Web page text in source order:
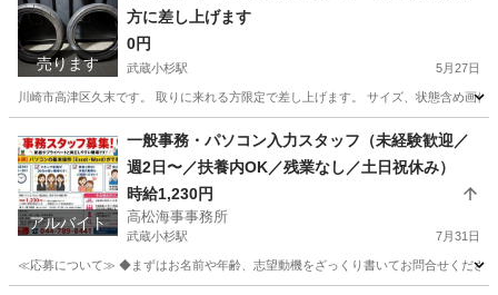
売ります
方に差し上げます
0円
武蔵小杉駅 5月27日
川崎市高津区久末です。 取りに来れる方限定で差し上げます。 サイズ、状態含め画
武蔵小杉駅 タイヤ、ホイール ジクサー
アルバイト
一般事務・パソコン入力スタッフ（未経験歓迎／
週2日〜／扶養内OK／残業なし／土日祝休み）
時給1,230円
高松海事事務所
武蔵小杉駅 7月31日
≪応募について≫ ◆まずはお名前や年齢、志望動機をざっくり書いてお問合せくだ